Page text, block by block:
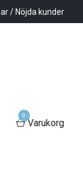
/ Nöjda kunder
0
Varukorg